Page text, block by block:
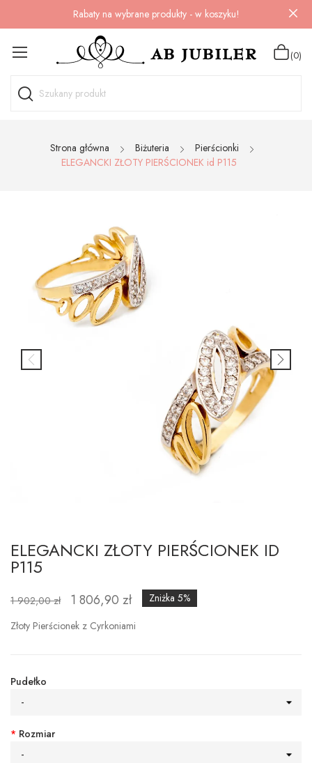
Rabaty na wybrane produkty - w koszyku!
(0)
Strona główna Biżuteria
Pierścionki
ELEGANCKI ZŁOTY PIERŚCIONEK id P115
ELEGANCKI ZŁOTY PIERŚCIONEK ID
P115
1 902,00 zł 1 806,90 zł
Zniżka 5%
Złoty Pierścionek z Cyrkoniami
Pudełko
-
* Rozmiar
-